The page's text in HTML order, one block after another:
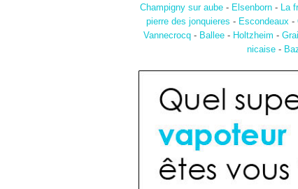
Champigny sur aube- Elsenborn- La
pierre des jonquieres - Escondeaux-
Vannecrocq - Ballee - Holtzheim -
nicaise-